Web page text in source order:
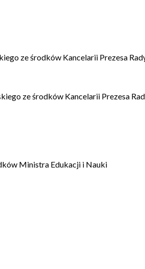
ze środków Kancelarii Prezesa
ze środków Kancelarii Prezesa
Ministra Edukacji i Nauki